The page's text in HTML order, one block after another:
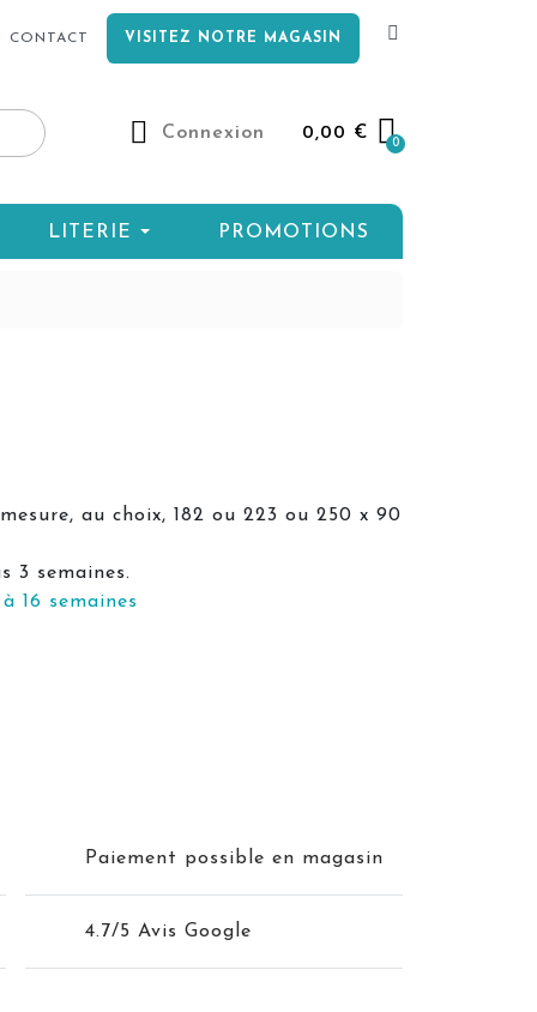
CONTACT VISITEZ NOTRE MAGASIN
Connexion 0,00 €
LITERIE PROMOTIONS
au choix, 182 ou 223 ou 250 x 90
3 semaines.
16 semaines
Paiement possible en magasin
4.7/5 Avis Google